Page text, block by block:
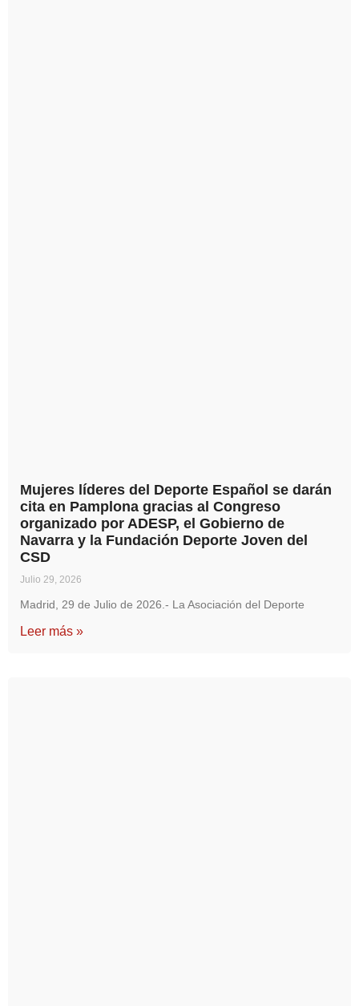
Mujeres líderes del Deporte Español se darán
cita en Pamplona gracias al Congreso
organizado por ADESP, el Gobierno de
Navarra y la Fundación Deporte Joven del
CSD
Julio 29, 2026
Madrid, 29 de Julio de 2026.- La Asociación del Deporte
Leer más »